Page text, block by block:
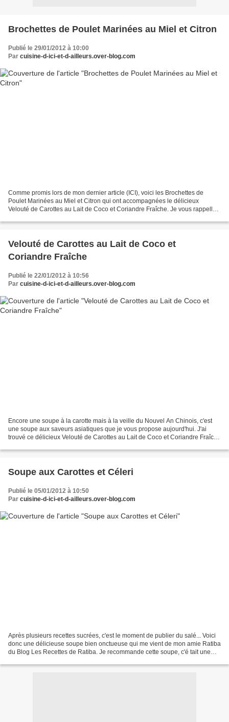
Brochettes de Poulet Marinées au Miel et Citron
Publié le 29/01/2012 à 10:00
Par cuisine-d-ici-et-d-ailleurs.over-blog.com
Comme promis lors de mon dernier article (ICI), voici les Brochettes de
Poulet Marinées au Miel et Citron qui ont accompagnées le délicieux
Velouté de Carottes au Lait de Coco et Coriandre Fraîche. Je vous rappelle
Velouté de Carottes au Lait de Coco et
Coriandre Fraîche
Publié le 22/01/2012 à 10:56
Par cuisine-d-ici-et-d-ailleurs.over-blog.com
Encore une soupe à la carotte mais à la veille du Nouvel An Chinois, c'est
une soupe aux saveurs asiatiques que je vous propose aujourd'hui. J'ai
trouvé ce délicieux Velouté de Carottes au Lait de Coco et Coriandre Fraîche
Soupe aux Carottes et Céleri
Publié le 05/01/2012 à 10:50
Par cuisine-d-ici-et-d-ailleurs.over-blog.com
Après plusieurs recettes sucrées, c'est le moment de publier du salé... Voici
donc une délicieuse soupe bien onctueuse qui me vient de mon amie Ratiba
du Blog Les Recettes de Ratiba. Je recommande cette soupe, c'é tait une